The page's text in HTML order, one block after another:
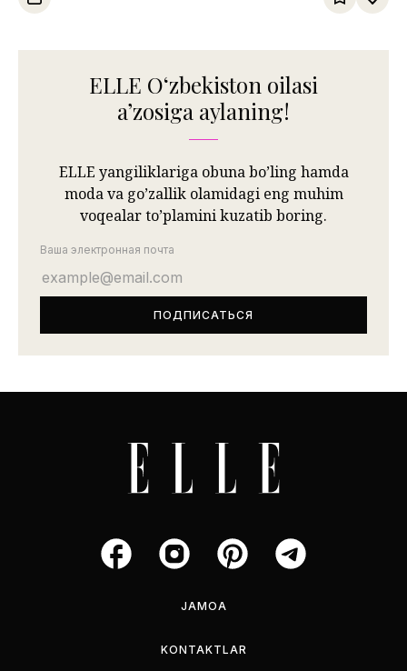
ELLE Oʻzbekiston oilasi
aʼzosiga aylaning!
ELLE yangiliklariga obuna bo’ling hamda
moda va go’zallik olamidagi eng muhim
voqealar to’plamini kuzatib boring.
Ваша электронная почта
JAMOA
KONTAKTLAR